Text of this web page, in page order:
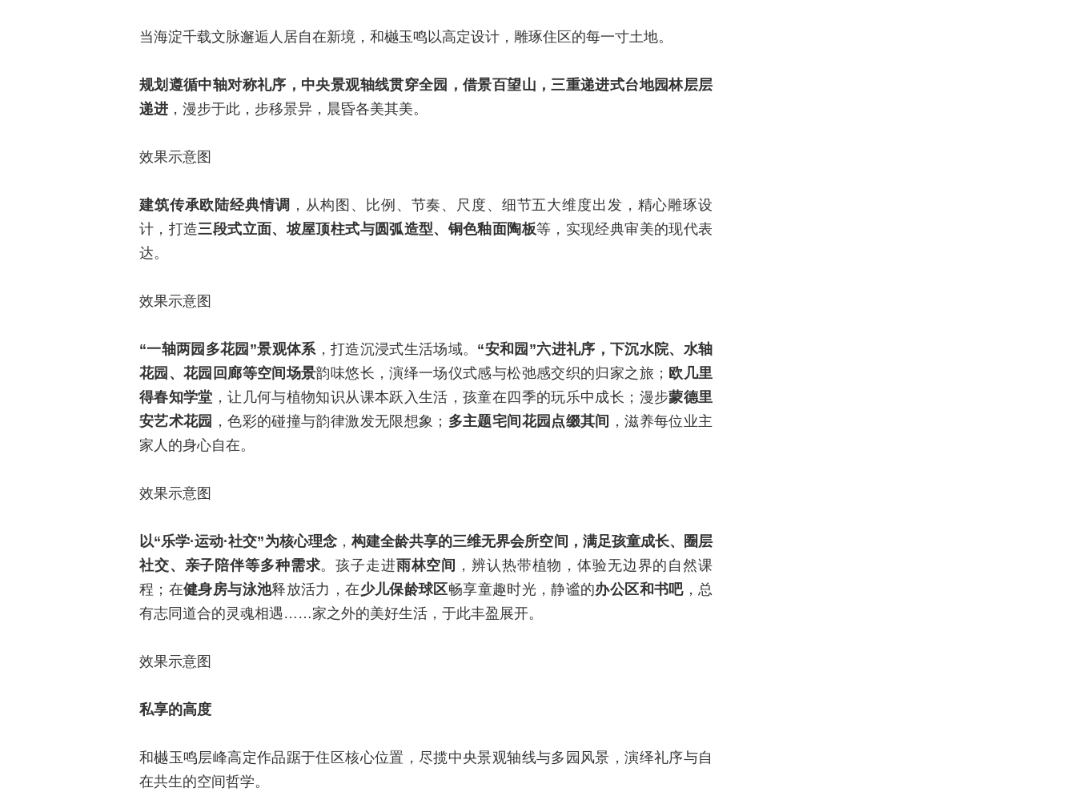
当海淀千载文脉邂逅人居自在新境，和樾玉鸣以高定设计，雕琢住区的每一寸土地。
规划遵循中轴对称礼序，中央景观轴线贯穿全园，借景百望山，三重递进式台地园林层层
递进 ，漫步于此，步移景异，晨昏各美其美。
效果示意图
建筑传承欧陆经典情调 ，从构图、比例、节奏、尺度、细节五大维度出发，精心雕琢设
计，打造三段式立面、坡屋顶柱式与圆弧造型、铜色釉面陶板等，实现经典审美的现代表
达。
效果示意图
“一轴两园多花园”景观体系，打造沉浸式生活场域。 “安和园”六进礼序，下沉水院、水轴
花园、花园回廊等空间场景韵味悠长，演绎一场仪式感与松弛感交织的归家之旅； 欧几里
得春知学堂 ，让几何与植物知识从课本跃入生活，孩童在四季的玩乐中成长；漫步蒙德里
安艺术花园 ，色彩的碰撞与韵律激发无限想象； 多主题宅间花园点缀其间 ，滋养每位业主
家人的身心自在。
效果示意图
以“乐学·运动·社交”为核心理念，构建全龄共享的三维无界会所空间 ，满足孩童成长、圈层
社交、亲子陪伴等多种需求。孩子走进雨林空间 ，辨认热带植物，体验无边界的自然课
程；在健身房与泳池释放活力，在少儿保龄球区畅享童趣时光，静谧的办公区和书吧，总
有志同道合的灵魂相遇……家之外的美好生活，于此丰盈展开。
效果示意图
私享的高度
和樾玉鸣层峰高定作品踞于住区核心位置，尽揽中央景观轴线与多园风景，演绎礼序与自
在共生的空间哲学。